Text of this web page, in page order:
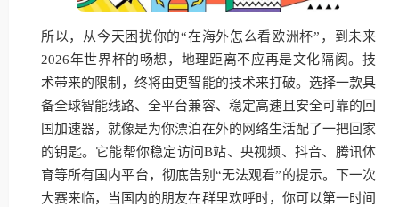
所以，从今天困扰你的“在海外怎么看欧洲杯”，到未来
2026年世界杯的畅想，地理距离不应再是文化隔阂。技
术带来的限制，终将由更智能的技术来打破。选择一款具
备全球智能线路、全平台兼容、稳定高速且安全可靠的回
国加速器，就像是为你漂泊在外的网络生活配了一把回家
的钥匙。它能帮你稳定访问B站、央视频、抖音、腾讯体
育等所有国内平台，彻底告别“无法观看”的提示。下一次
大赛来临，当国内的朋友在群里欢呼时，你可以第一时间